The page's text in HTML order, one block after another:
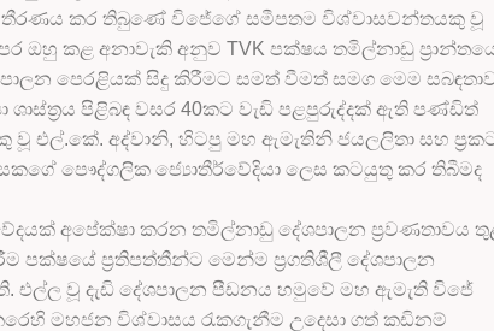
තීරණය කර තිබුණේ විජේගේ සමීපතම විශ්වාසවන්තයකු වූ
ඔහු කළ අනාවැකි අනුව TVK පක්ෂය තමිල්නාඩු
පෙරළියක් සිදු කිරීමට සමත් වීමත් සමග මෙම
ශාස්ත්‍රය පිළිබඳ වසර 40කට වැඩි පළපුරුද්දක් ඇති පණ්ඩිත්
වූ එල්.කේ. අද්වානි, හිටපු මහ ඇමැතිනි ජයලලිතා සහ
පෞද්ගලික ජ්‍යොතීර්වේදියා ලෙස කටයුතු කර තිබීමද
අපේක්ෂා කරන තමිල්නාඩු දේශපාලන ප්‍රවණතාවය
පක්ෂයේ ප්‍රතිපත්තීන්ට මෙන්ම ප්‍රගතිශීලී දේශපාලන
එල්ල වූ දැඩි දේශපාලන පීඩනය හමුවේ මහ ඇමැති විජේ
මහජන විශ්වාසය රැකගැනීම උදෙසා ගත් කඩිනම්